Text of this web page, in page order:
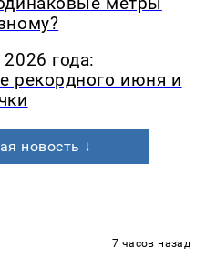
года:
рекордного июня и
новость ↓
7 часов назад